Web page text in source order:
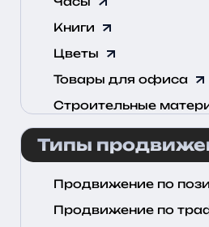
Книги
Цветы
Товары для офиса
Строительные
Типы
Продвижение по
Продвижение по